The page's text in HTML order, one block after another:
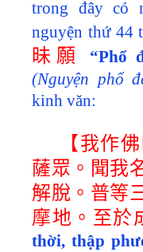
trong đây có
nguyện thứ 44
昧願
“Phổ
(Nguyện phổ
kinh văn:
【我作
薩眾。 聞我
解脫。普等
摩地。至於
thời, thập